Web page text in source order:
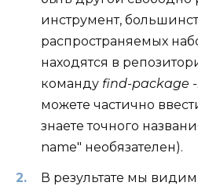
инструмент,
распространяемых
находятся в
команду find-package
можете частично
знаете точного
name" необязателен).
В результате мы